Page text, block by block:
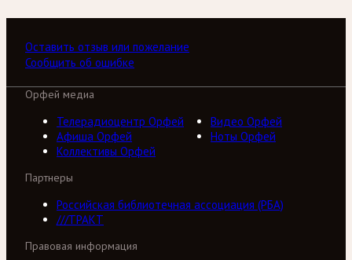
Оставить отзыв или пожелание
Сообщить об ошибке
Орфей медиа
Телерадиоцентр Орфей
Видео Орфей
Афиша Орфей
Ноты Орфей
Коллективы Орфей
Партнеры
Российская библиотечная ассоциация (РБА)
///ТРАКТ
Правовая информация